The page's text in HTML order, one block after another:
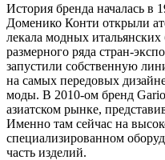
История бренда началась в
Доменико Конти открыли
лекала модных
размерного ряда стран-
запустили собственную
на самых передовых
моды. В 2010-ом бренд
азиатском рынке,
Именно там сейчас на
специализированном
часть изделий.